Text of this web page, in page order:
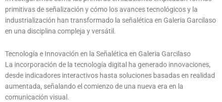
primitivas de señalización y cómo los avances tecnológicos y la
industrialización han transformado la señalética en Galeria Garcilaso
en una disciplina compleja y versátil.
Tecnología e Innovación en la Señalética en Galeria Garcilaso
La incorporación de la tecnología digital ha generado innovaciones,
desde indicadores interactivos hasta soluciones basadas en realidad
aumentada, señalando el comienzo de una nueva era en la
comunicación visual.